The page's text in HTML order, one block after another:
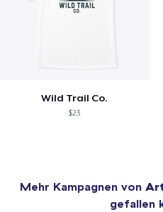
Wild Trail Co.
$23
Mehr Kampagnen von
gefallen